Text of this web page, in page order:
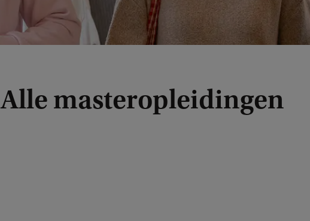
Alle masteropleidingen